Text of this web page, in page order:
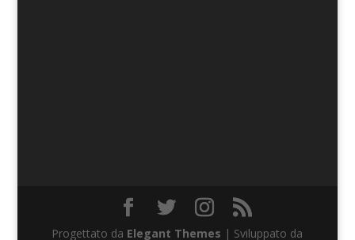
Progettato da Elegant Themes | Sviluppato da